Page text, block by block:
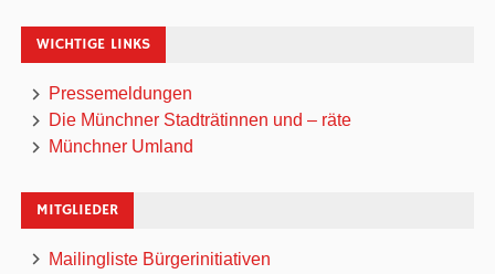
WICHTIGE LINKS
Pressemeldungen
Die Münchner Stadträtinnen und – räte
Münchner Umland
MITGLIEDER
Mailingliste Bürgerinitiativen